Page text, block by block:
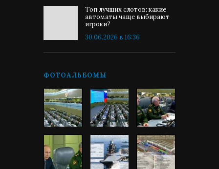
Топ лучших слотов: какие
автоматы чаще выбирают
игроки?
30.06.2026 в 16:36
ФОТОАЛЬБОМЫ